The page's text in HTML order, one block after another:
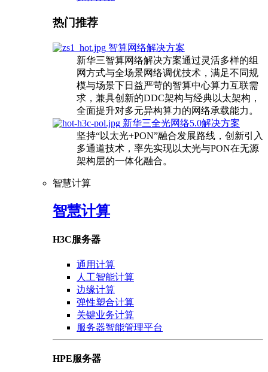
热门推荐
智算网络解决方案
新华三智算网络解决方案通过灵活多样的组
网方式与全场景网络调优技术，满足不同规
模与场景下日益严苛的智算中心算力互联需
求，兼具创新的DDC架构与经典以太架构，
全面提升对多元异构算力的网络承载能力。
新华三全光网络5.0解决方案
坚持“以太光+PON”融合发展路线，创新引入
多通道技术，率先实现以太光与PON在无源
架构层的一体化融合。
智慧计算
智慧计算
H3C服务器
通用计算
人工智能计算
边缘计算
弹性塑合计算
关键业务计算
服务器智能管理平台
HPE服务器